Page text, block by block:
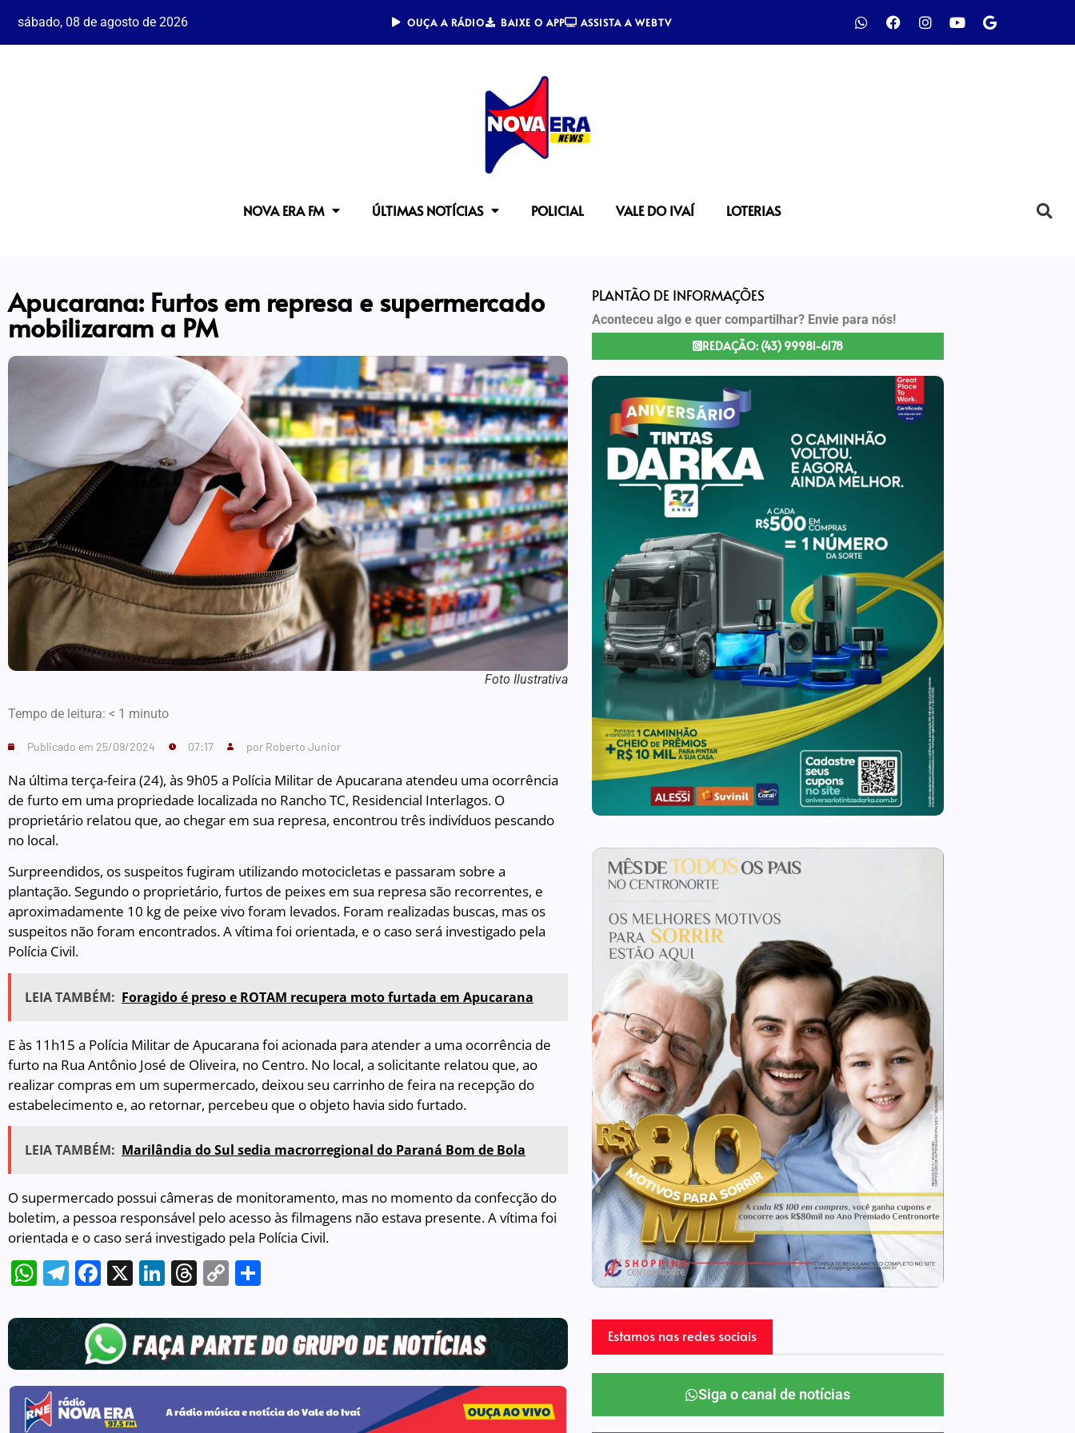
sábado, 08 de agosto de 2026 OUÇA A RÁDIO BAIXE O APP ASSISTA A WEBTV
NOVA ERA FM ÚLTIMAS NOTÍCIAS POLICIAL VALE DO IVAÍ LOTERIAS
Apucarana: Furtos em represa e supermercado
mobilizaram a PM
Foto Ilustrativa
Tempo de leitura: < 1 minuto
Publicado em 25/09/2024 07:17 por Roberto Junior
Na última terça-feira (24), às 9h05 a Polícia Militar de Apucarana atendeu uma ocorrência
de furto em uma propriedade localizada no Rancho TC, Residencial Interlagos. O
proprietário relatou que, ao chegar em sua represa, encontrou três indivíduos pescando
no local.
Surpreendidos, os suspeitos fugiram utilizando motocicletas e passaram sobre a
plantação. Segundo o proprietário, furtos de peixes em sua represa são recorrentes, e
aproximadamente 10 kg de peixe vivo foram levados. Foram realizadas buscas, mas os
suspeitos não foram encontrados. A vítima foi orientada, e o caso será investigado pela
Polícia Civil.
LEIA TAMBÉM: Foragido é preso e ROTAM recupera moto furtada em Apucarana
E às 11h15 a Polícia Militar de Apucarana foi acionada para atender a uma ocorrência de
furto na Rua Antônio José de Oliveira, no Centro. No local, a solicitante relatou que, ao
realizar compras em um supermercado, deixou seu carrinho de feira na recepção do
estabelecimento e, ao retornar, percebeu que o objeto havia sido furtado.
LEIA TAMBÉM: Marilândia do Sul sedia macrorregional do Paraná Bom de Bola
O supermercado possui câmeras de monitoramento, mas no momento da confecção do
boletim, a pessoa responsável pelo acesso às filmagens não estava presente. A vítima foi
orientada e o caso será investigado pela Polícia Civil.
WhatsApp
Telegram
Facebook
X LinkedIn
Threads
Copy
PLANTÃO DE INFORMAÇÕES
Aconteceu algo e quer compartilhar? Envie para nós!
REDAÇÃO: (43) 99981-6178
Estamos nas redes sociais
Siga o canal de notícias